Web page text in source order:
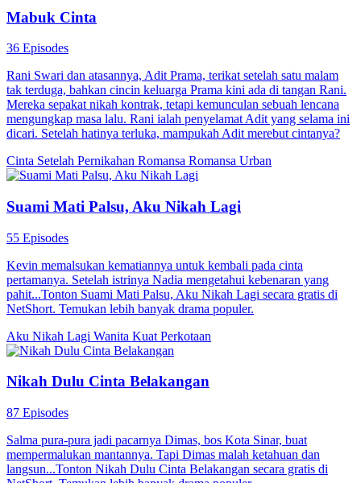
Si Kembar dan Nikah Kilat
87 Episodes
Jin Wanning dan Li Sinian secara tidak sengaja tidur bersama dan,
setelah hamil, melahirkan anak kembar, laki-laki dan perempuan.
Namun, kakak iparnya menjual bayi laki-laki dan menipu Jin
Wanning untuk percaya bahwa dia hanya melahirkan seorang anak
Sinian, yang telah bertahun-tahun mencari ibu biologis putranya,
namun tidak berhasil. Bertahun-tahun kemudian, dengan bantuan
putranya, Li Sinian dan Jin Wanning menjadi pasangan suami istri di
bawah perjanjian pernikahan.
Cinta Setelah NikahIdentitas Rahasia